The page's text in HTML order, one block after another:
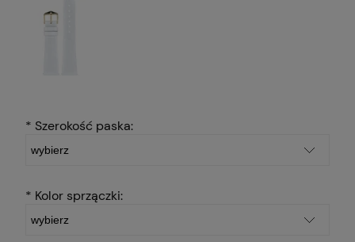
* Szerokość paska:
* Kolor sprzączki: